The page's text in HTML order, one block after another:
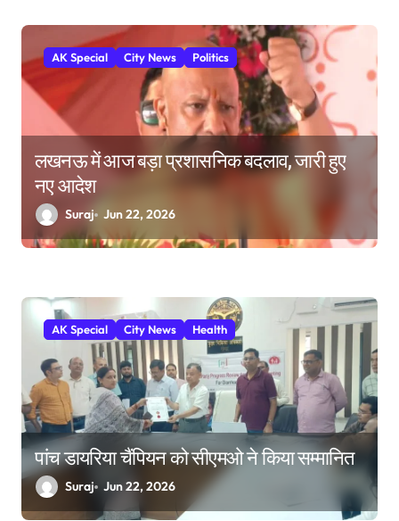
AK Special City News Politics
लखनऊ में आज बड़ा प्रशासनिक बदलाव, जारी हुए
नए आदेश
Suraj Jun 22, 2026
AK Special City News Health
पांच डायरिया चैंपियन को सीएमओ ने किया सम्मानित
Suraj Jun 22, 2026